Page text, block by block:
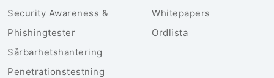
Security Awareness &
Phishingtester
Sårbarhetshantering
Penetrationstestning
Whitepapers
Ordlista